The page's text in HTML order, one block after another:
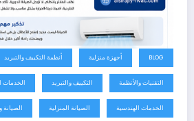
BLOG أجهزة منزلية أنظمة التكييف والتبريد
التقنيات والأنظمة التكييف والتبريد الخدمات
الخدمات الهندسية الصيانة المنزلية الصيانة